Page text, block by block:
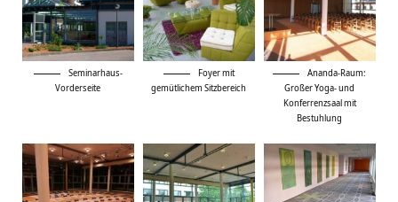
Seminarhaus-
Vorderseite
Foyer mit
gemütlichem Sitzbereich
Ananda-Raum:
Großer Yoga- und
Konferrenzsaal mit
Bestuhlung